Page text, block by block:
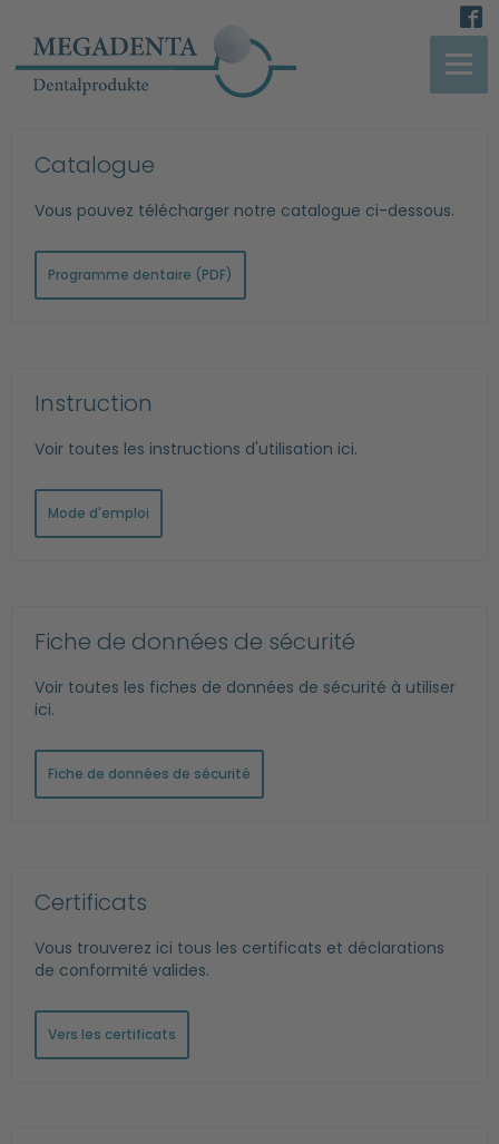
Catalogue
Vous pouvez télécharger notre catalogue ci-dessous.
Programme dentaire (PDF)
Instruction
Voir toutes les instructions d'utilisation ici.
Mode d'emploi
Fiche de données de sécurité
Voir toutes les fiches de données de sécurité à utiliser
ici.
Fiche de données de sécurité
Certificats
Vous trouverez ici tous les certificats et déclarations
de conformité valides.
Vers les certificats